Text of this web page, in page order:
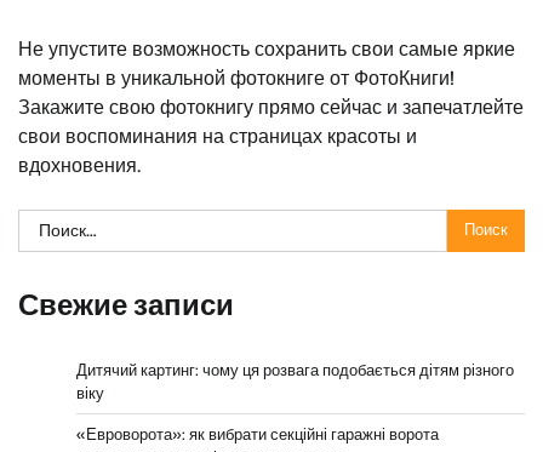
Не упустите возможность сохранить свои самые яркие
моменты в уникальной фотокниге от ФотоКниги!
Закажите свою фотокнигу прямо сейчас и запечатлейте
свои воспоминания на страницах красоты и
вдохновения.
Найти:
Свежие записи
Дитячий картинг: чому ця розвага подобається дітям різного
віку
«Евроворота»: як вибрати секційні гаражні ворота